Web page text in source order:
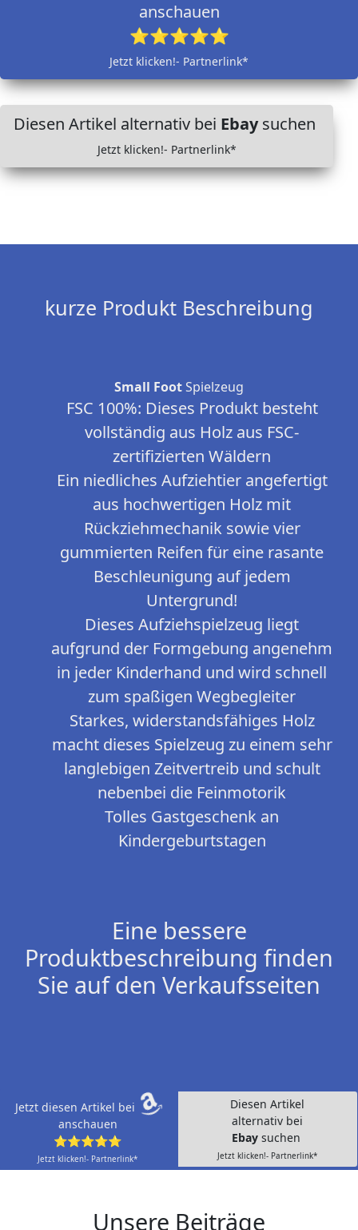
anschauen
⭐⭐⭐⭐⭐
Jetzt klicken!- Partnerlink*
Diesen Artikel alternativ bei Ebaysuchen
Jetzt klicken!- Partnerlink*
kurze Produkt Beschreibung
Small FootSpielzeug
FSC 100%: Dieses Produkt besteht
vollständig aus Holz aus FSC-
zertifizierten Wäldern
Ein niedliches Aufziehtier angefertigt
aus hochwertigen Holz mit
Rückziehmechanik sowie vier
gummierten Reifen für eine rasante
Beschleunigung auf jedem
Untergrund!
Dieses Aufziehspielzeug liegt
aufgrund der Formgebung angenehm
in jeder Kinderhand und wird schnell
zum spaßigen Wegbegleiter
Starkes, widerstandsfähiges Holz
macht dieses Spielzeug zu einem sehr
langlebigen Zeitvertreib und schult
nebenbei die Feinmotorik
Tolles Gastgeschenk an
Kindergeburtstagen
Eine bessere
Produktbeschreibung finden
Sie auf den Verkaufsseiten
Jetzt diesen Artikel bei
anschauen
⭐⭐⭐⭐⭐
Jetzt klicken!- Partnerlink*
Diesen Artikel
alternativ bei
Ebay suchen
Jetzt klicken!- Partnerlink*
Unsere Beiträge